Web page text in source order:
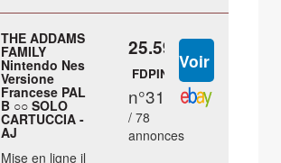
THE ADDAMS
FAMILY
Nintendo Nes
Versione
Francese PAL
B ○○ SOLO
CARTUCCIA -
AJ
Mise en ligne il
25.59 €
FDPIN
n°31
/ 78
annonces